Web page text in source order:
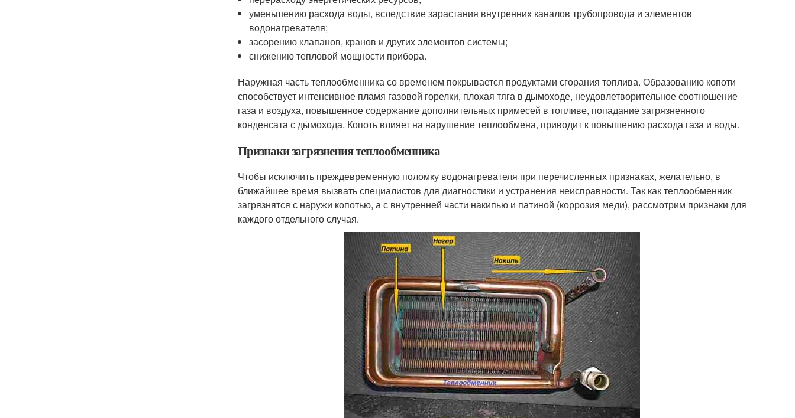
уменьшению расхода воды, вследствие зарастания внутренних каналов трубопровода и элементов
водонагревателя;
засорению клапанов, кранов и других элементов системы;
снижению тепловой мощности прибора.
Наружная часть теплообменника со временем покрывается продуктами сгорания топлива. Образованию копоти
способствует интенсивное пламя газовой горелки, плохая тяга в дымоходе, неудовлетворительное соотношение
газа и воздуха, повышенное содержание дополнительных примесей в топливе, попадание загрязненного
конденсата с дымохода. Копоть влияет на нарушение теплообмена, приводит к повышению расхода газа и воды.
Признаки загрязнения теплообменника
Чтобы исключить преждевременную поломку водонагревателя при перечисленных признаках, желательно, в
ближайшее время вызвать специалистов для диагностики и устранения неисправности. Так как теплообменник
загрязнятся с наружи копотью, а с внутренней части накипью и патиной (коррозия меди), рассмотрим признаки для
каждого отдельного случая.